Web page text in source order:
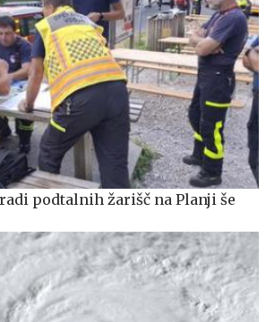
podtalnih žarišč na Planji še